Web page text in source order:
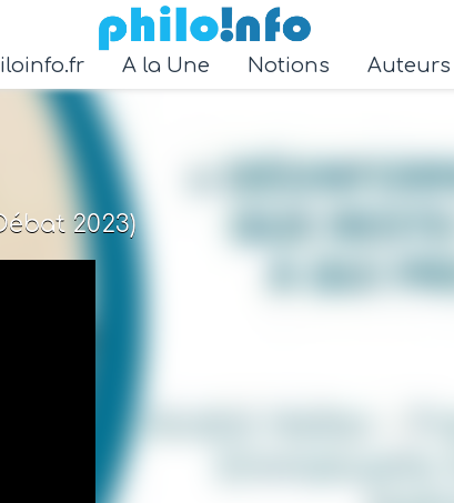
Accéder au contenu principal
2023)
A la Une Notions